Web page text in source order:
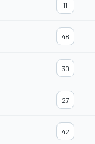
11
48
30
27
42